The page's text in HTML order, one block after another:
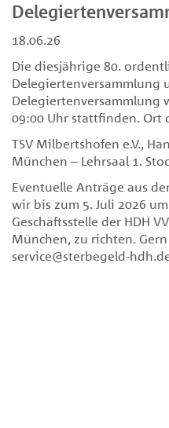
18.06.26
Die diesjährige 80.
Delegiertenversammlung
Delegiertenversammlung
09:00 Uhr stattfinden. Ort
TSV Milbertshofen e.V.,
München – Lehrsaal 1.
Eventuelle Anträge aus
wir bis zum 5. Juli 2026
Geschäftsstelle der HDH
München, zu richten.
service@sterbegeld-